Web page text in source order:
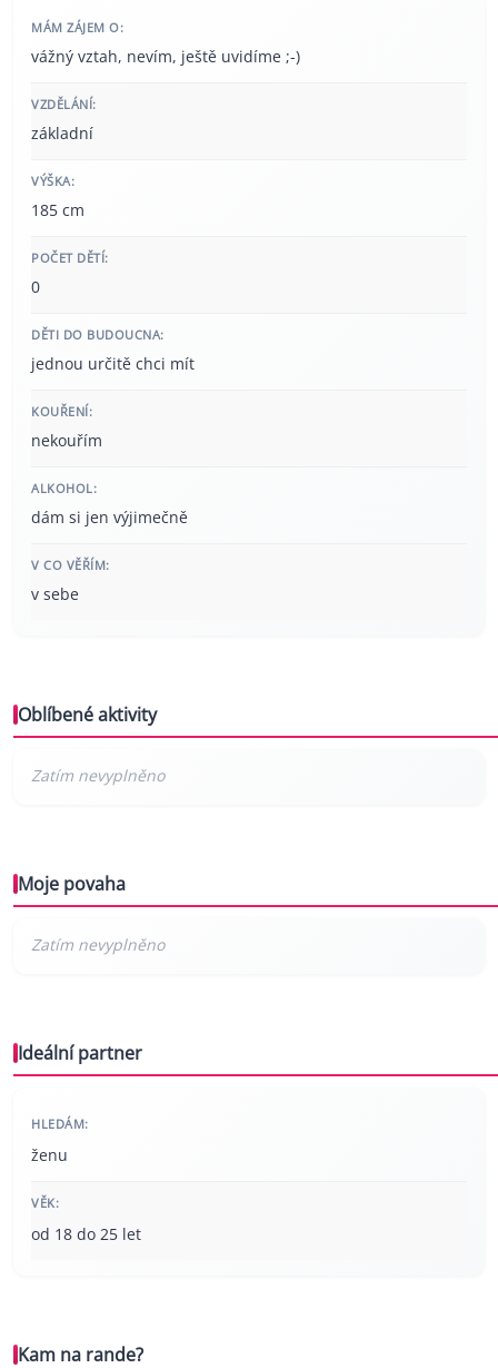
MÁM ZÁJEM O:
vážný vztah, nevím, ještě uvidíme ;-)
VZDĚLÁNÍ:
základní
VÝŠKA:
185 cm
POČET DĚTÍ:
0
DĚTI DO BUDOUCNA:
jednou určitě chci mít
KOUŘENÍ:
nekouřím
ALKOHOL:
dám si jen výjimečně
V CO VĚŘÍM:
v sebe
Oblíbené aktivity
Moje povaha
Ideální partner
HLEDÁM:
ženu
VĚK:
od 18 do 25 let
Kam na rande?